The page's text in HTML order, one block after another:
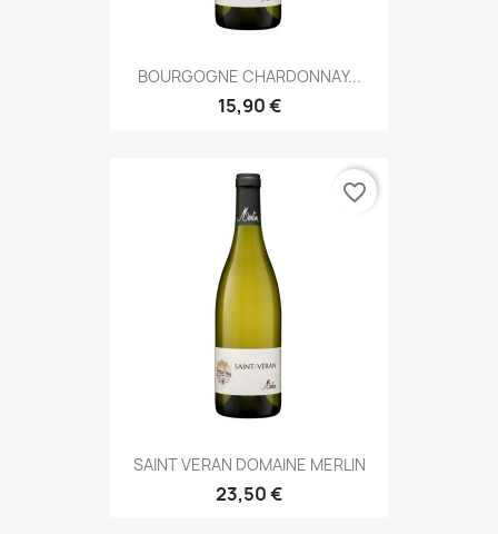
BOURGOGNE CHARDONNAY...
15,90 €
SAINT VERAN DOMAINE MERLIN
23,50 €
favorite_border